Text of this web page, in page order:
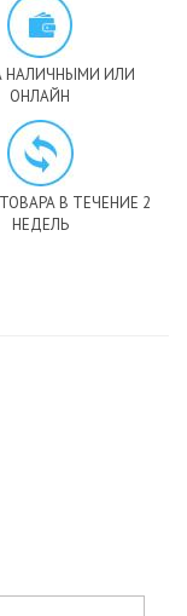
НАЛИЧНЫМИ ИЛИ
ОНЛАЙН
В ТЕЧЕНИЕ 2
НЕДЕЛЬ